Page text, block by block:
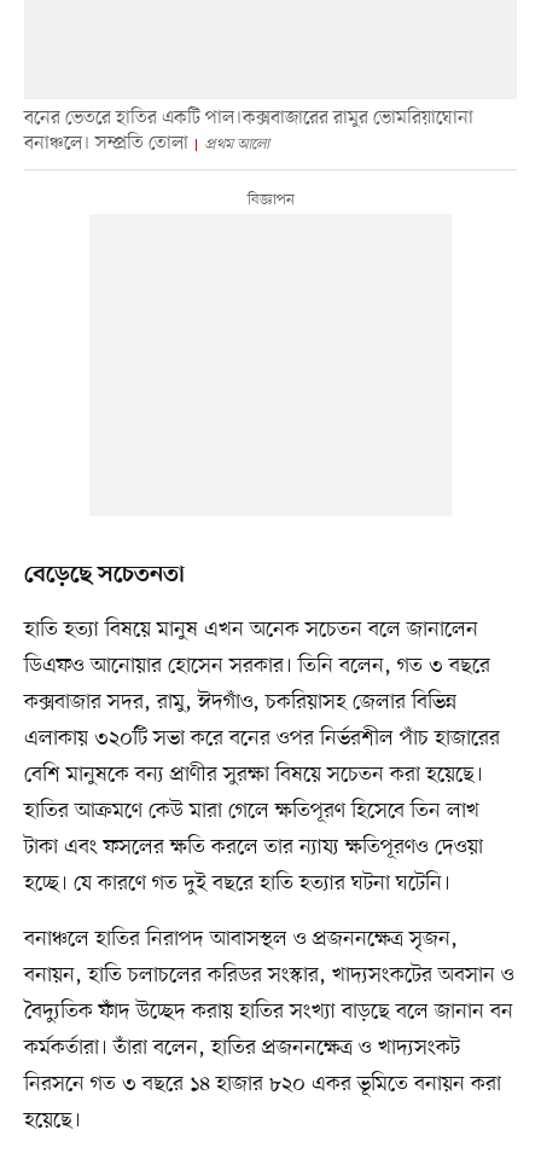
বনের ভেতরে হাতির একটি পাল।কক্সবাজারের রামুর ভোমরিয়াঘোনা
বনাঞ্চলে। সম্প্রতি তোলা
প্রথম আলো
বেড়েছে সচেতনতা
হাতি হত্যা বিষয়ে মানুষ এখন অনেক সচেতন বলে জানালেন
ডিএফও আনোয়ার হোসেন সরকার। তিনি বলেন, গত ৩ বছরে
কক্সবাজার সদর, রামু, ঈদগাঁও, চকরিয়াসহ জেলার বিভিন্ন
এলাকায় ৩২০টি সভা করে বনের ওপর নির্ভরশীল পাঁচ হাজারের
বেশি মানুষকে বন্য প্রাণীর সুরক্ষা বিষয়ে সচেতন করা হয়েছে।
হাতির আক্রমণে কেউ মারা গেলে ক্ষতিপূরণ হিসেবে তিন লাখ
টাকা এবং ফসলের ক্ষতি করলে তার ন্যায্য ক্ষতিপূরণও দেওয়া
হচ্ছে। যে কারণে গত দুই বছরে হাতি হত্যার ঘটনা ঘটেনি।
বনাঞ্চলে হাতির নিরাপদ আবাসস্থল ও প্রজননক্ষেত্র সৃজন,
বনায়ন, হাতি চলাচলের করিডর সংস্কার, খাদ্যসংকটের অবসান ও
বৈদ্যুতিক ফাঁদ উচ্ছেদ করায় হাতির সংখ্যা বাড়ছে বলে জানান বন
কর্মকর্তারা। তাঁরা বলেন, হাতির প্রজননক্ষেত্র ও খাদ্যসংকট
নিরসনে গত ৩ বছরে ১৪ হাজার ৮২০ একর ভূমিতে বনায়ন করা
হয়েছে।